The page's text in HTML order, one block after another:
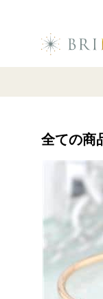
全ての商